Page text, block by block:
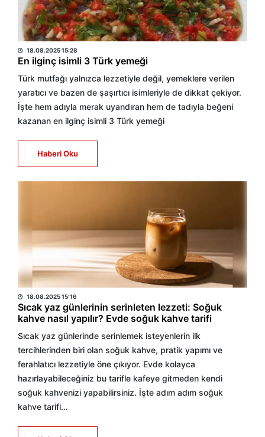
HABER MERKEZİ
18.08.2025 15:28
En ilginç isimli 3 Türk yemeği
Türk mutfağı yalnızca lezzetiyle değil, yemeklere verilen
yaratıcı ve bazen de şaşırtıcı isimleriyle de dikkat çekiyor.
İşte hem adıyla merak uyandıran hem de tadıyla beğeni
kazanan en ilginç isimli 3 Türk yemeği
Haberi Oku
HABER MERKEZİ
18.08.2025 15:16
Sıcak yaz günlerinin serinleten lezzeti: Soğuk
kahve nasıl yapılır? Evde soğuk kahve tarifi
Sıcak yaz günlerinde serinlemek isteyenlerin ilk
tercihlerinden biri olan soğuk kahve, pratik yapımı ve
ferahlatıcı lezzetiyle öne çıkıyor. Evde kolayca
hazırlayabileceğiniz bu tarifle kafeye gitmeden kendi
soğuk kahvenizi yapabilirsiniz. İşte adım adım soğuk
kahve tarifi…